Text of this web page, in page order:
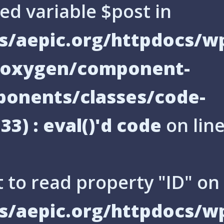
variable $post in
aepic.org/httpdocs/
component-
classes/code-
: eval()'d code on line
to read property "ID"
aepic.org/httpdocs/